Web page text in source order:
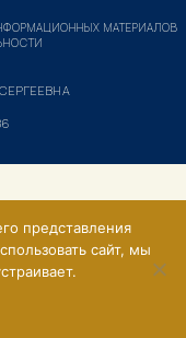
МАТЕРИАЛОВ
представления
сайт, мы